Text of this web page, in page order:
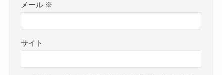
メール ※
サイト